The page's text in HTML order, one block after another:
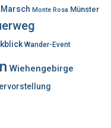
Monte Rosa Münster
Wander-Event
Wiehengebirge